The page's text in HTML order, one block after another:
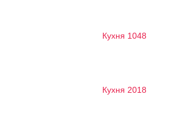
Кухня 1048
Кухня 2018